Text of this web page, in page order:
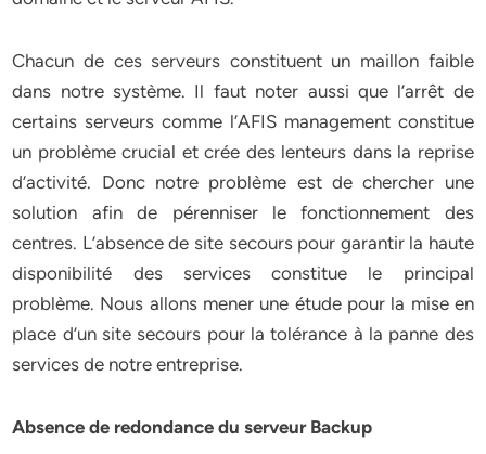
Chacun de ces serveurs constituent un maillon faible
dans notre système. Il faut noter aussi que l’arrêt de
certains serveurs comme l’AFIS management constitue
un problème crucial et crée des lenteurs dans la reprise
d’activité. Donc notre problème est de chercher une
solution afin de pérenniser le fonctionnement des
centres. L’absence de site secours pour garantir la haute
disponibilité des services constitue le principal
problème. Nous allons mener une étude pour la mise en
place d’un site secours pour la tolérance à la panne des
services de notre entreprise.
Absence de redondance du serveur Backup